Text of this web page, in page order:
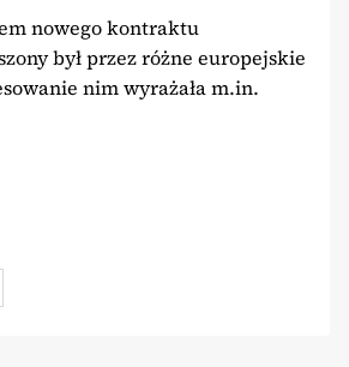
nowego kontraktu
był przez różne europejskie
nim wyrażała m.in.